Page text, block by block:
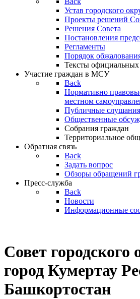
Устав городского
Проекты решений
Решения Совета
Постановления
Регламенты
Порядок
Тексты
Участие граждан в МСУ
Back
Нормативно
местном
Публичные слушания
Общественные
Собрания граждан
Территориальное
Обратная связь
Back
Задать вопрос
Обзоры обращений
Пресс-служба
Back
Новости
Информационные
Совет городского
город Кумертау
Башкортостан